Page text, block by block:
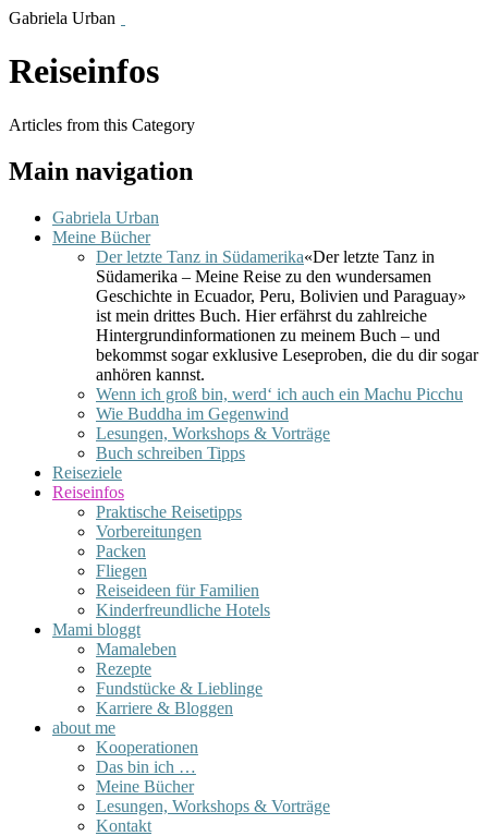
Gabriela Urban
Reiseinfos
Articles from this Category
Main navigation
Gabriela Urban
Meine Bücher
Der letzte Tanz in Südamerika«Der letzte Tanz in
Südamerika – Meine Reise zu den wundersamen
Geschichte in Ecuador, Peru, Bolivien und Paraguay»
ist mein drittes Buch. Hier erfährst du zahlreiche
Hintergrundinformationen zu meinem Buch – und
bekommst sogar exklusive Leseproben, die du dir sogar
anhören kannst.
Wenn ich groß bin, werd‘ ich auch ein Machu Picchu
Wie Buddha im Gegenwind
Lesungen, Workshops & Vorträge
Buch schreiben Tipps
Reiseziele
Reiseinfos
Praktische Reisetipps
Vorbereitungen
Packen
Fliegen
Reiseideen für Familien
Kinderfreundliche Hotels
Mami bloggt
Mamaleben
Rezepte
Fundstücke & Lieblinge
Karriere & Bloggen
about me
Kooperationen
Das bin ich …
Meine Bücher
Lesungen, Workshops & Vorträge
Kontakt